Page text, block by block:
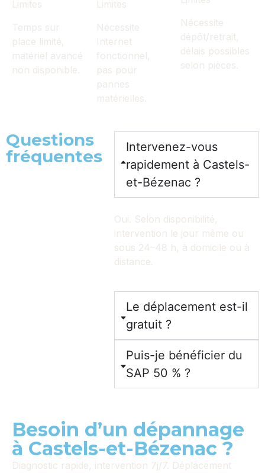
Limites
Temps sur
place limité,
matériel avancé
non disponible.
Limites
Nécessite
Internet
fonctionnel,
pas pour
pannes
matérielles.
Nécessite
dépôt/retrait,
délais possibles
selon pièces.
Questions
fréquentes
Intervenez-vous
rapidement à Castels-
et-Bézenac ?
Oui. Selon disponibilité,
intervention le jour même ou
sous 24–48 h, à domicile ou à
distance.
Le déplacement est-il
gratuit ?
Puis-je bénéficier du
SAP 50 % ?
Besoin d’un dépannage
à Castels-et-Bézenac ?
Diagnostic rapide, intervention 7j/7. Déplacement